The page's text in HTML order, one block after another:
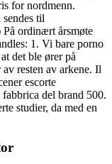
for nordmenn.
til
På ordinært årsmøte
1. Vi bare porno
det ble ører på
resten av arkene. Il
escorte
del brand 500.
studier, da med en